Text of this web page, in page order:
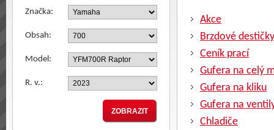
Značka:
Obsah:
Model:
R. v.:
Akce
Brzdové destičky
Ceník prací
Gufera na celý
Gufera na kliku
Gufera na
Chladiče